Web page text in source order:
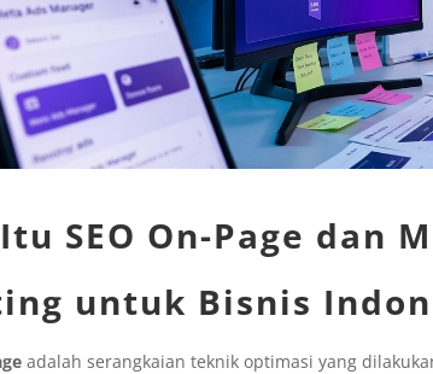
SEO On-Page dan
untuk Bisnis
adalah serangkaian teknik optimasi yang